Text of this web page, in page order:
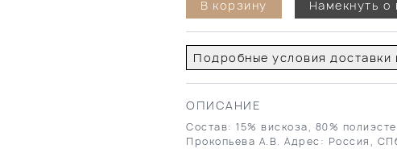
В корзину Намекнуть о
Подробные условия доставки
ОПИСАНИЕ
Состав: 15% вискоза, 80%
Прокопьева А.В. Адрес: Россия,